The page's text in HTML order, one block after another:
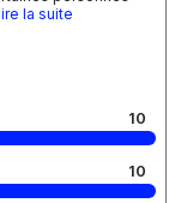
la suite
10
10